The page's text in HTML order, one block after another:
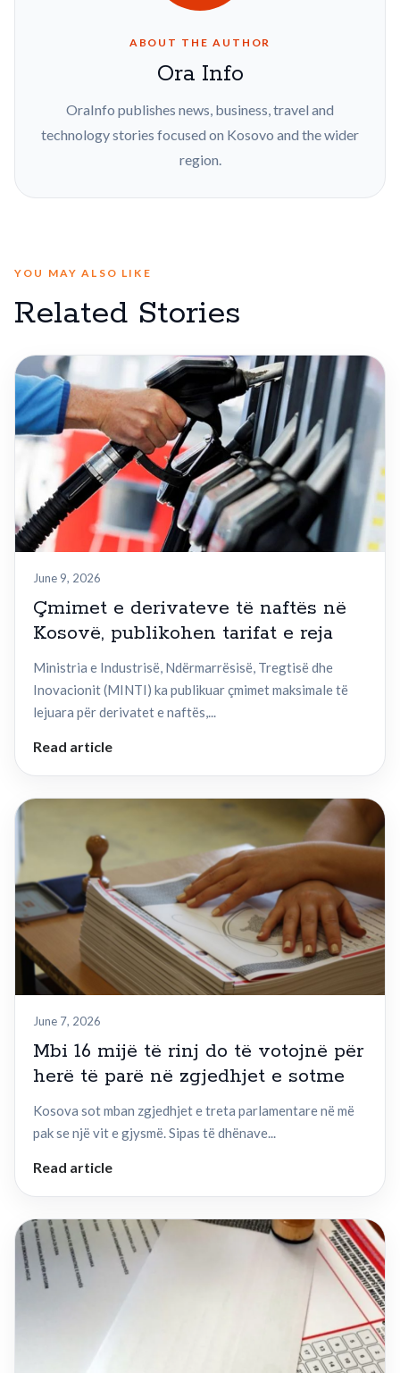
ABOUT THE AUTHOR
Ora Info
OraInfo publishes news, business, travel and
technology stories focused on Kosovo and the wider
region.
YOU MAY ALSO LIKE
Related Stories
June 9, 2026
Çmimet e derivateve të naftës në
Kosovë, publikohen tarifat e reja
Ministria e Industrisë, Ndërmarrësisë, Tregtisë dhe
Inovacionit (MINTI) ka publikuar çmimet maksimale të
lejuara për derivatet e naftës,...
Read article
June 7, 2026
Mbi 16 mijë të rinj do të votojnë për
herë të parë në zgjedhjet e sotme
Kosova sot mban zgjedhjet e treta parlamentare në më
pak se një vit e gjysmë. Sipas të dhënave...
Read article